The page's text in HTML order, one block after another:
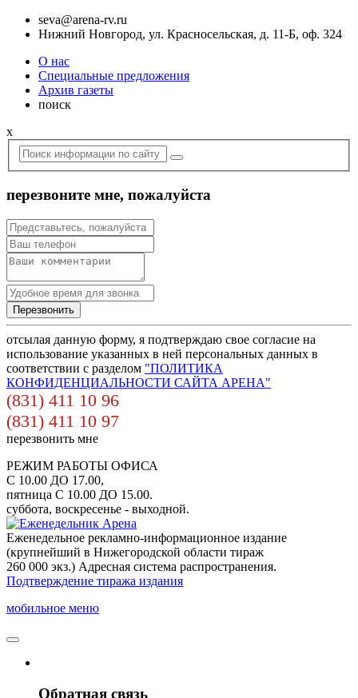
seva@arena-rv.ru
Нижний Новгород, ул. Красносельская, д. 11-Б, оф. 324
О нас
Специальные предложения
Архив газеты
поиск
x
перезвоните мне, пожалуйста
отсылая данную форму, я подтверждаю свое согласие на
использование указанных в ней персональных данных в
соответствии с разделом "ПОЛИТИКА
КОНФИДЕНЦИАЛЬНОСТИ САЙТА АРЕНА"
(831) 411 10 96
(831) 411 10 97
перезвонить мне
РЕЖИМ РАБОТЫ ОФИСА
С 10.00 ДО 17.00,
пятница С 10.00 ДО 15.00.
суббота, воскресенье - выходной.
Еженедельное рекламно-информационное издание
(крупнейший в Нижегородской области тираж
260 000 экз.) Адресная система распространения.
Подтверждение тиража издания
мобильное меню
Обратная связь